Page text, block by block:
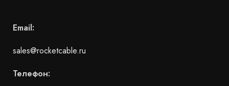
Email:
sales@rocketcable.ru
Телефон: